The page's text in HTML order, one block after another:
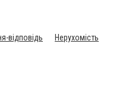
відповідь
Нерухомість